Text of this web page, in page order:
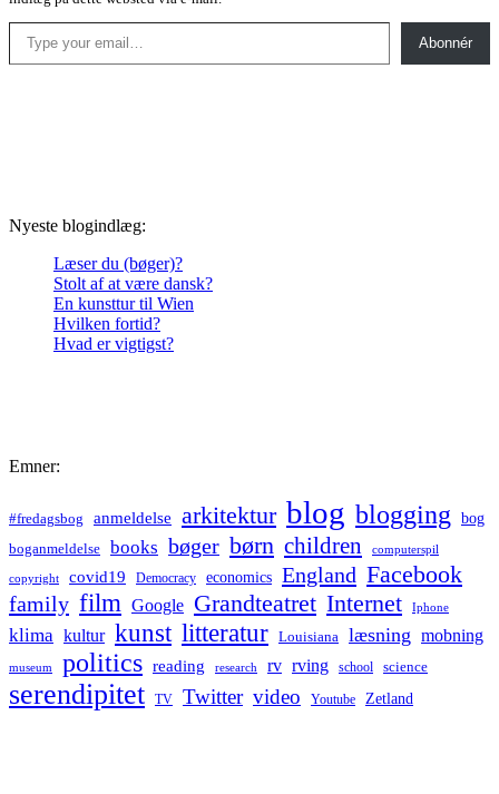
Type your email…
Abonnér
Nyeste blogindlæg:
Læser du (bøger)?
Stolt af at være dansk?
En kunsttur til Wien
Hvilken fortid?
Hvad er vigtigst?
Emner:
#fredagsbog anmeldelse arkitektur blog blogging bog
boganmeldelse books bøger børn children computerspil
copyright covid19 Democracy economics England Facebook
family film Google Grandteatret Internet Iphone
klima kultur kunst litteratur Louisiana læsning mobning
museum politics reading research rv rving school science
serendipitet TV Twitter video Youtube Zetland